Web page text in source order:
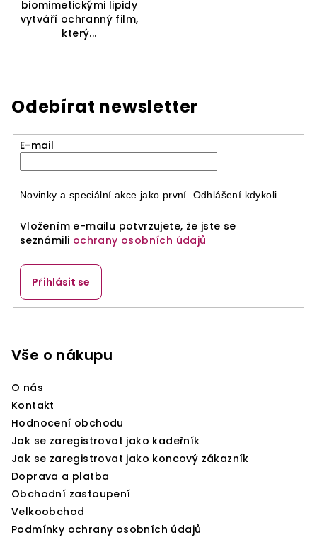
biomimetickými lipidy
vytváří ochranný film,
který...
Odebírat newsletter
E-mail
Novinky a speciální akce jako první. Odhlášení kdykoli.
Vložením e-mailu potvrzujete, že jste se
seznámili ochrany osobních údajů
Přihlásit se
Vše o nákupu
O nás
Kontakt
Hodnocení obchodu
Jak se zaregistrovat jako kadeřník
Jak se zaregistrovat jako koncový zákazník
Doprava a platba
Obchodní zastoupení
Velkoobchod
Podmínky ochrany osobních údajů